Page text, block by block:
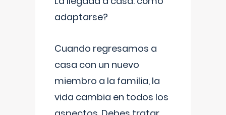
adaptarse?
Cuando regresamos a
casa con un nuevo
miembro a la familia, la
vida cambia en todos los